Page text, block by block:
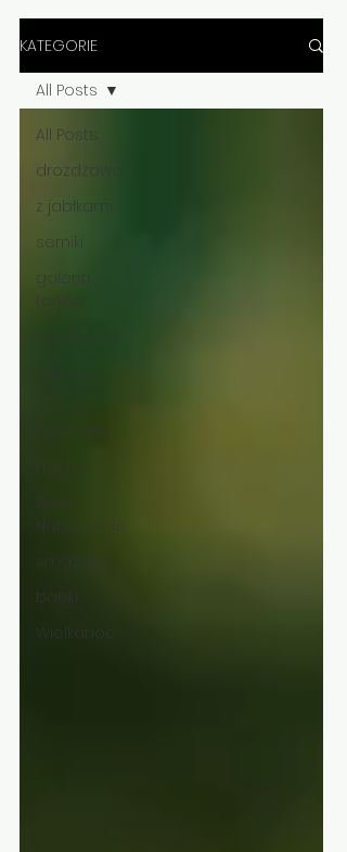
KATEGORIE
All Posts
drożdżowe
z jabłkami
serniki
galeria
owocami
kruche
Boże
Narodzenie
smażone
babki
Wielkanoc
All Posts